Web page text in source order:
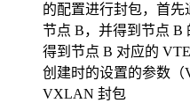
的配置进行封包，首先
节点 B，并得到节点 B
得到节点 B 对应的
创建时的设置的参数（
VXLAN 封包